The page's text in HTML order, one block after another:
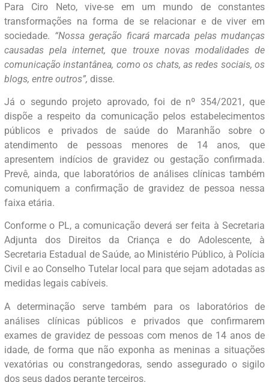
Para Ciro Neto, vive-se em um mundo de constantes
transformações na forma de se relacionar e de viver em
sociedade. “Nossa geração ficará marcada pelas mudanças
causadas pela internet, que trouxe novas modalidades de
comunicação instantânea, como os chats, as redes sociais, os
blogs, entre outros”, disse.
Já o segundo projeto aprovado, foi de nº 354/2021, que
dispõe a respeito da comunicação pelos estabelecimentos
públicos e privados de saúde do Maranhão sobre o
atendimento de pessoas menores de 14 anos, que
apresentem indícios de gravidez ou gestação confirmada.
Prevê, ainda, que laboratórios de análises clínicas também
comuniquem a confirmação de gravidez de pessoa nessa
faixa etária.
Conforme o PL, a comunicação deverá ser feita à Secretaria
Adjunta dos Direitos da Criança e do Adolescente, à
Secretaria Estadual de Saúde, ao Ministério Público, à Polícia
Civil e ao Conselho Tutelar local para que sejam adotadas as
medidas legais cabíveis.
A determinação serve também para os laboratórios de
análises clínicas públicos e privados que confirmarem
exames de gravidez de pessoas com menos de 14 anos de
idade, de forma que não exponha as meninas a situações
vexatórias ou constrangedoras, sendo assegurado o sigilo
dos seus dados perante terceiros.